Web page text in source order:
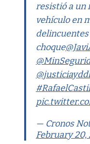
resistió a un
vehículo en
choque
— Cronos
February 20,